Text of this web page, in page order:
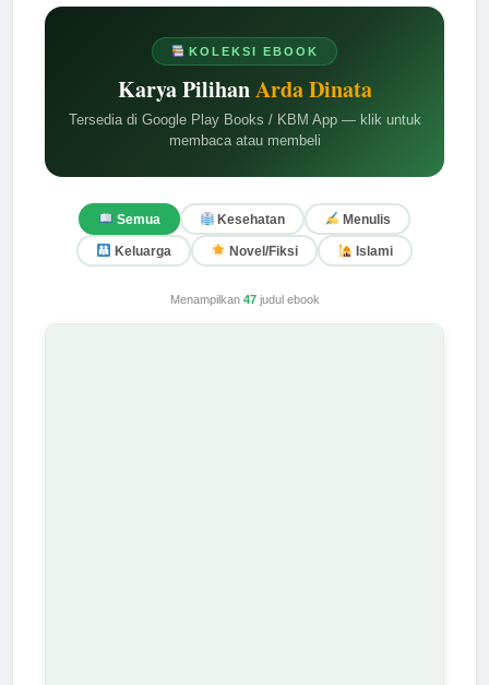
KOLEKSI EBOOK
Karya PilihanArda Dinata
Tersedia di Google Play Books / KBM App — klik untuk
membaca atau membeli
Semua Kesehatan Menulis
Keluarga Novel/Fiksi Islami
Menampilkan 47judul ebook